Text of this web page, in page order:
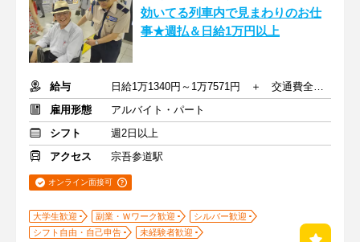
効いてる列車内で見まわりのお仕
事★週払＆日給1万円以上
給与
日給1万1340円～1万7571円 ＋ 交通費全額支給
雇用形態
アルバイト・パート
シフト
週2日以上
アクセス
宗吾参道駅
オンライン面接可
大学生歓迎 副業・Ｗワーク歓迎
シルバー歓迎
シフト自由・自己申告
未経験者歓迎